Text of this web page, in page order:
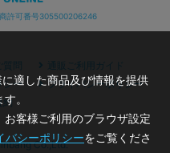
許可番号305500206246
問
通販ご利用ガイド
シー
プライバシーポリシー
約
Co.,Ltd.
適した商品及び情報を提供
。
客様ご利用のブラウザ設定
バシーポリシーをご覧くださ